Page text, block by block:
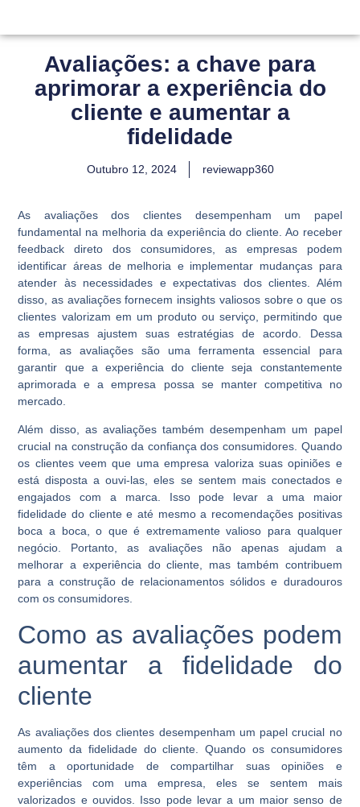
Avaliações: a chave para
aprimorar a experiência do
cliente e aumentar a
fidelidade
Outubro 12, 2024 reviewapp360
As avaliações dos clientes desempenham um papel
fundamental na melhoria da experiência do cliente. Ao receber
feedback direto dos consumidores, as empresas podem
identificar áreas de melhoria e implementar mudanças para
atender às necessidades e expectativas dos clientes. Além
disso, as avaliações fornecem insights valiosos sobre o que os
clientes valorizam em um produto ou serviço, permitindo que
as empresas ajustem suas estratégias de acordo. Dessa
forma, as avaliações são uma ferramenta essencial para
garantir que a experiência do cliente seja constantemente
aprimorada e a empresa possa se manter competitiva no
mercado.
Além disso, as avaliações também desempenham um papel
crucial na construção da confiança dos consumidores. Quando
os clientes veem que uma empresa valoriza suas opiniões e
está disposta a ouvi-las, eles se sentem mais conectados e
engajados com a marca. Isso pode levar a uma maior
fidelidade do cliente e até mesmo a recomendações positivas
boca a boca, o que é extremamente valioso para qualquer
negócio. Portanto, as avaliações não apenas ajudam a
melhorar a experiência do cliente, mas também contribuem
para a construção de relacionamentos sólidos e duradouros
com os consumidores.
Como as avaliações podem
aumentar a fidelidade do
cliente
As avaliações dos clientes desempenham um papel crucial no
aumento da fidelidade do cliente. Quando os consumidores
têm a oportunidade de compartilhar suas opiniões e
experiências com uma empresa, eles se sentem mais
valorizados e ouvidos. Isso pode levar a um maior senso de